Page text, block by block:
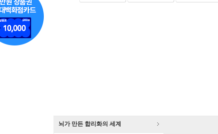
뇌가 만든 합리화의 세계